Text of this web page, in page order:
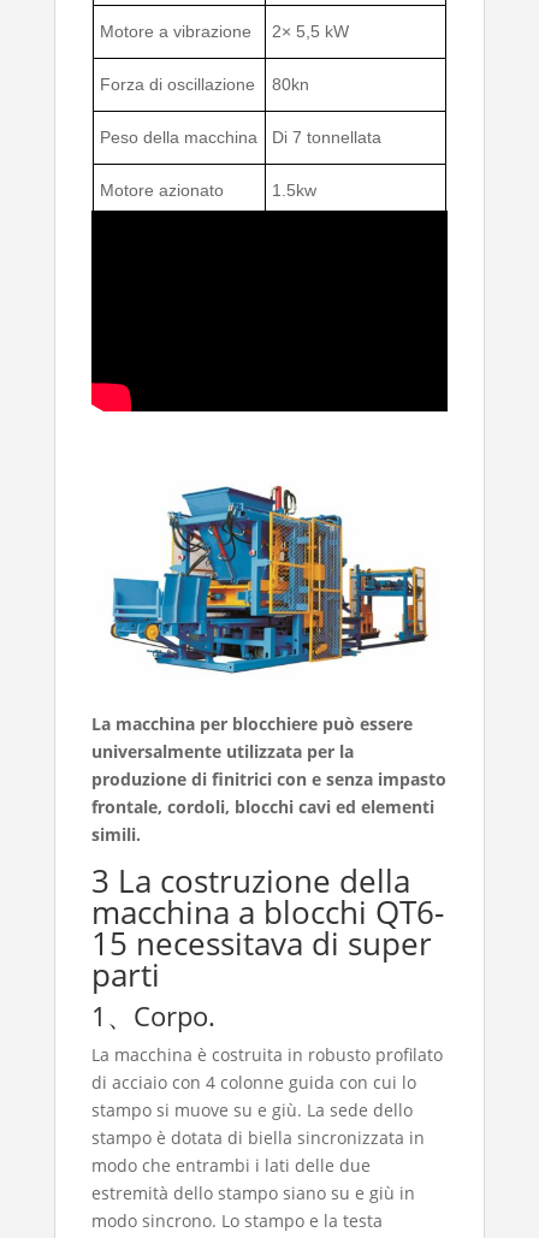
Motore a vibrazione 2× 5,5 kW
Forza di oscillazione 80kn
Peso della macchina Di 7 tonnellata
Motore azionato 1.5kw
La macchina per blocchiere può essere
universalmente utilizzata per la
produzione di finitrici con e senza impasto
frontale, cordoli, blocchi cavi ed elementi
simili.
3 La costruzione della
macchina a blocchi QT6-
15 necessitava di super
parti
1、Corpo.
La macchina è costruita in robusto profilato
di acciaio con 4 colonne guida con cui lo
stampo si muove su e giù. La sede dello
stampo è dotata di biella sincronizzata in
modo che entrambi i lati delle due
estremità dello stampo siano su e giù in
modo sincrono. Lo stampo e la testa